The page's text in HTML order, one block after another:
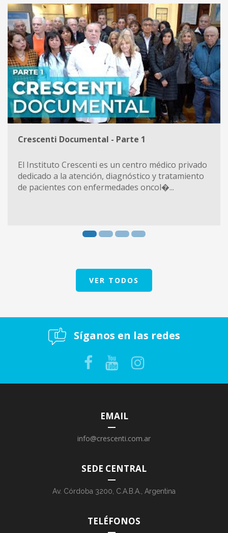
Crescenti Documental - Parte 1
El Instituto Crescenti es un centro médico privado
dedicado a la atención, diagnóstico y tratamiento
de pacientes con enfermedades oncol�...
VER TODOS
Síganos en las redes
EMAIL
info@crescenti.com.ar
SEDE CENTRAL
Av. Córdoba 3200, C.A.B.A., Argentina
TELÉFONOS